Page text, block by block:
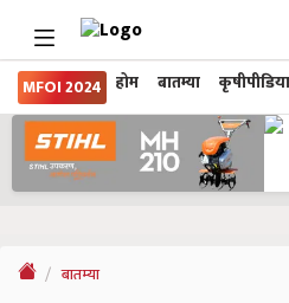
MFOI 2024 होम बातम्या कृषीपीडिया
बातम्या